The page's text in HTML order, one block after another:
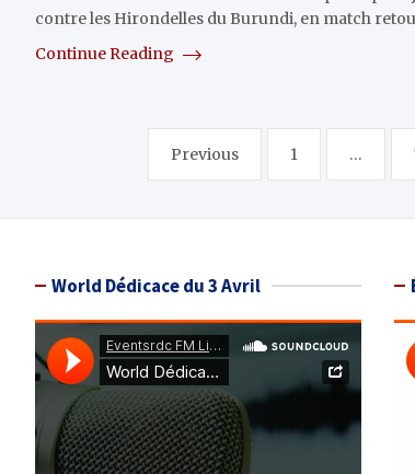
contre les Hirondelles du Burundi, en match
Continue Reading
Pagination
Previous 1 …
World Dédicace du 3 Avril